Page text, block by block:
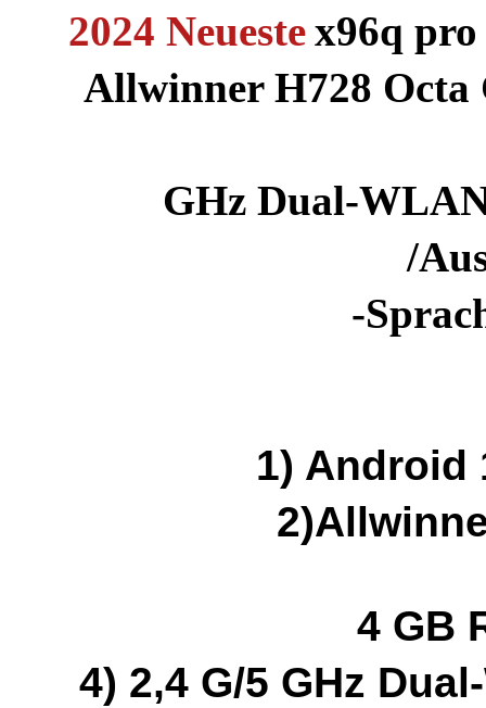
2024 Neuestex96q
Allwinner H728 Octa
GHz Dual-
/
-
1) Android
ﾠ 4 GB
4) 2,4 G/5 GHz